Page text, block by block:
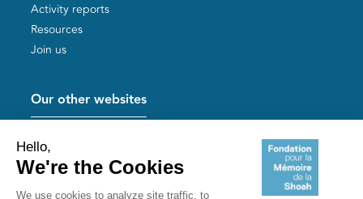
Activity reports
Resources
Join us
Our other websites
Mémoires vives